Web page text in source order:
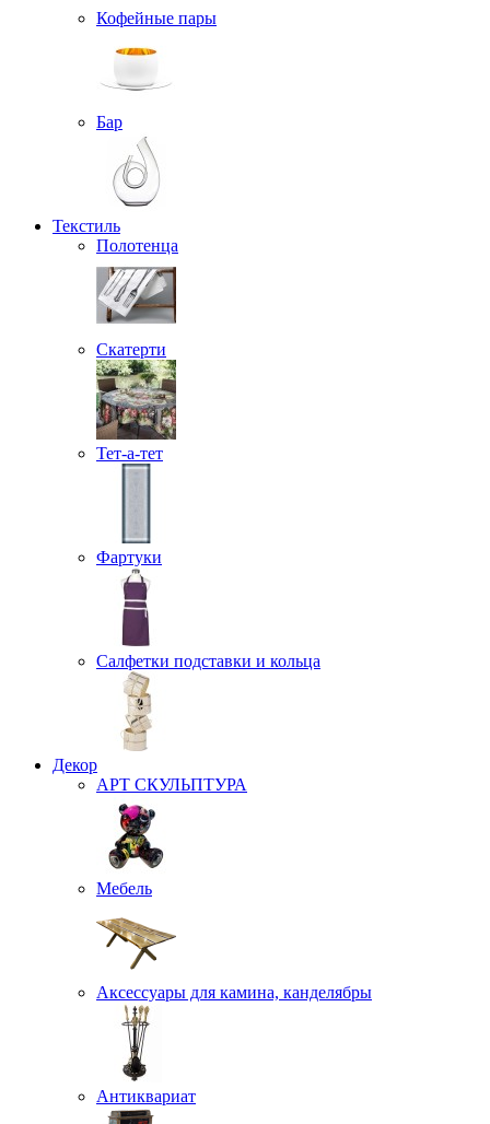
Кофейные пары
Бар
Текстиль
Полотенца
Скатерти
Тет-а-тет
Фартуки
Салфетки подставки и кольца
Декор
АРТ СКУЛЬПТУРА
Мебель
Аксессуары для камина, канделябры
Антиквариат